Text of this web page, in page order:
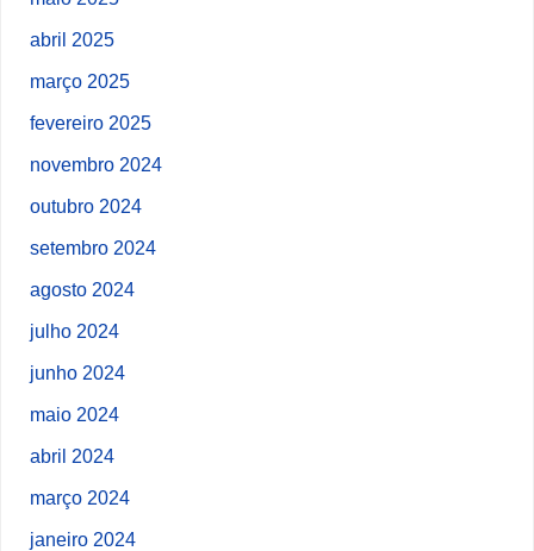
abril 2025
março 2025
fevereiro 2025
novembro 2024
outubro 2024
setembro 2024
agosto 2024
julho 2024
junho 2024
maio 2024
abril 2024
março 2024
janeiro 2024